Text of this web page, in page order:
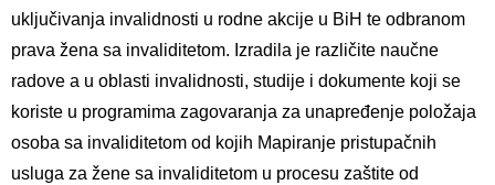
uključivanja invalidnosti u rodne akcije u BiH te odbranom
prava žena sa invaliditetom. Izradila je različite naučne
radove a u oblasti invalidnosti, studije i dokumente koji se
koriste u programima zagovaranja za unapređenje položaja
osoba sa invaliditetom od kojih Mapiranje pristupačnih
usluga za žene sa invaliditetom u procesu zaštite od